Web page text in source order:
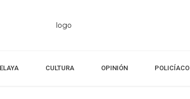
CULTURA OPINIÓN POLICÍACO